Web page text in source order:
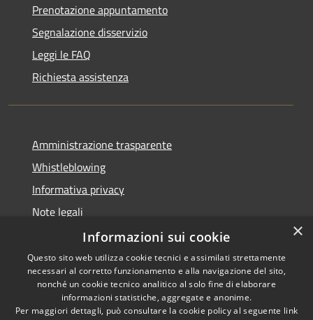
Prenotazione appuntamento
Segnalazione disservizio
Leggi le FAQ
Richiesta assistenza
Amministrazione trasparente
Whistleblowing
Informativa privacy
Note legali
Dichiarazione di accessibilità
RSS
Copyright © 2026 • Comune di
×
Informazioni sui cookie
Questo sito web utilizza cookie tecnici e assimilati strettamente
necessari al corretto funzionamento e alla navigazione del sito,
nonché un cookie tecnico analitico al solo fine di elaborare
informazioni statistiche, aggregate e anonime.
Per maggiori dettagli, può consultare la cookie policy al seguente link